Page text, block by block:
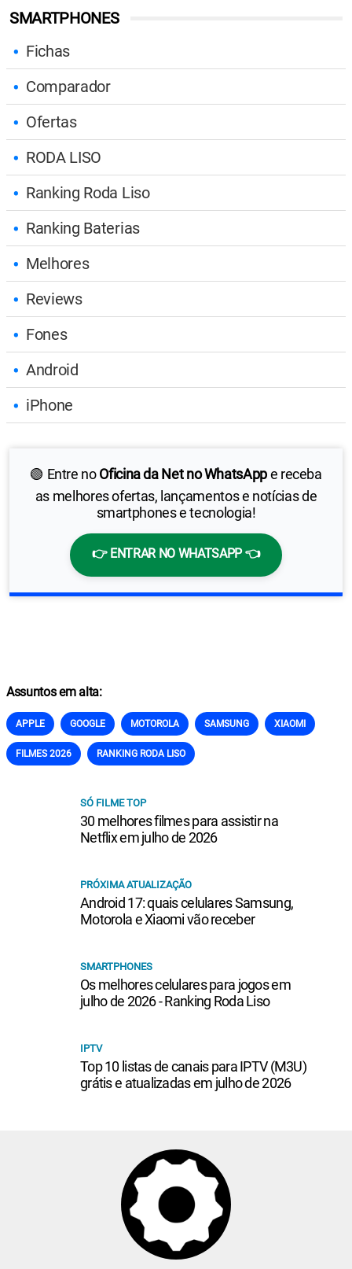
SMARTPHONES
Fichas
Comparador
Ofertas
RODA LISO
Ranking Roda Liso
Ranking Baterias
Melhores
Reviews
Fones
Android
iPhone
🟢 Entre noOficina da Net no WhatsAppe receba
as melhores ofertas, lançamentos e notícias de
smartphones e tecnologia!
👉 ENTRAR NO WHATSAPP 👈
Assuntos em alta:
APPLE GOOGLE MOTOROLA SAMSUNG XIAOMI
FILMES 2026 RANKING RODA LISO
SÓ FILME TOP
30 melhores filmes para assistir na
Netflix em julho de 2026
PRÓXIMA ATUALIZAÇÃO
Android 17: quais celulares Samsung,
Motorola e Xiaomi vão receber
SMARTPHONES
Os melhores celulares para jogos em
julho de 2026 - Ranking Roda Liso
IPTV
Top 10 listas de canais para IPTV (M3U)
grátis e atualizadas em julho de 2026